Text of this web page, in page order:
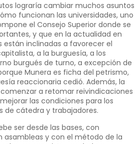
lograría cambiar muchos asuntos
funcionan las universidades, uno
el Consejo Superior donde se
y que en la actualidad en
están inclinadas a favorecer el
a la burguesía, a los
burgués de turno, a excepción de
Munera es ficha del petrismo,
reaccionaria cedió. Además, la
a retomar reivindicaciones
las condiciones para los
de cátedra y trabajadores.
ser desde las bases, con
asambleas y con el método de la